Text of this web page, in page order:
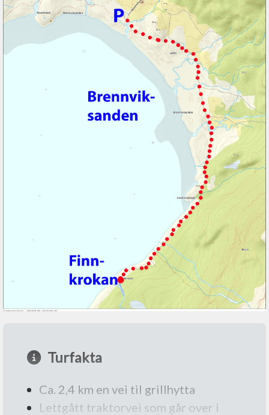
Turfakta
Ca. 2,4 km en vei til grillhytta
Lettgått traktorvei som går over i